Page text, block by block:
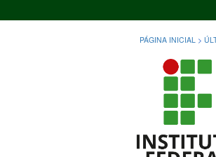
PÁGINA INICIAL >